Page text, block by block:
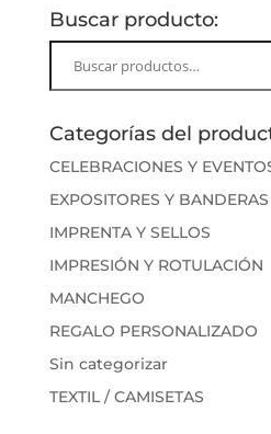
Buscar producto:
por:
Categorías del
CELEBRACIONES Y
EXPOSITORES Y BANDERAS
IMPRENTA Y SELLOS
IMPRESIÓN Y ROTULACIÓN
MANCHEGO
REGALO PERSONALIZADO
Sin categorizar
TEXTIL / CAMISETAS